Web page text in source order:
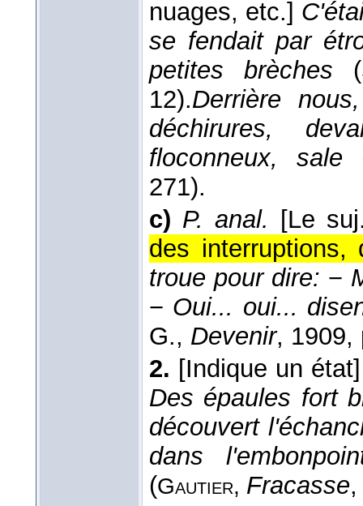
nuages, etc.]
se fendait par
petites brèches (
12).Derrière
déchirures,
floconneux, sale
271).
c) P. anal.
[Le
des interruptions,
troue pour dire: −
− Oui... oui...
G., Devenir, 1909,
2. [Indique un état]
Des épaules fort
découvert
dans
(Gautier, Fracasse